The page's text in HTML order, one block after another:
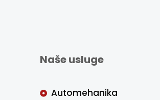
Naše usluge
Automehanika